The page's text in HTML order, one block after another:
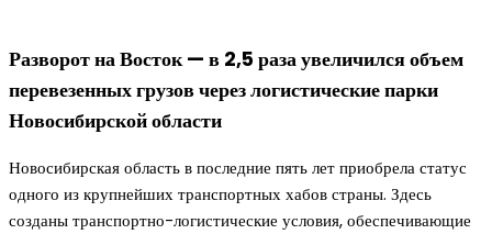
Разворот на Восток — в 2,5 раза увеличился объем
перевезенных грузов через логистические парки
Новосибирской области
Новосибирская область в последние пять лет приобрела статус
одного из крупнейших транспортных хабов страны. Здесь
созданы транспортно-логистические условия, обеспечивающие